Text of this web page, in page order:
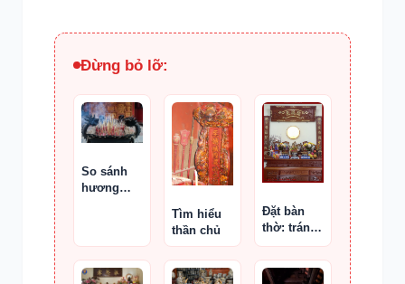
Đừng bỏ lỡ:
So sánh
hương
Tìm hiểu
thần chủ
Đặt bàn
thờ: tránh
ngược
hướng
nhà, gần